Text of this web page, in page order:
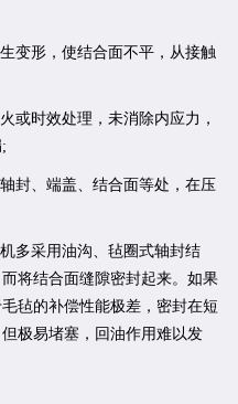
变形，使结合面不平，从接触
或时效处理，未消除内应力，
封、端盖、结合面等处，在压
多采用油沟、毡圈式轴封结
将结合面缝隙密封起来。如果
毡的补偿性能极差，密封在短
极易堵塞，回油作用难以发